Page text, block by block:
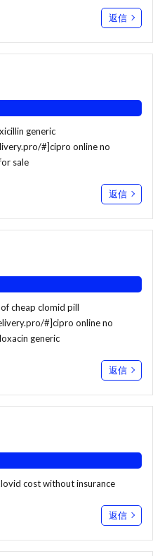
返信
generic
#]cipro online no
sale
返信
cheap clomid pill
#]cipro online no
generic
返信
cost without insurance
返信